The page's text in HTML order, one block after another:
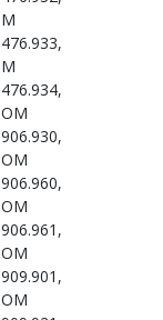
M
476.933,
M
476.934,
OM
906.930,
OM
906.960,
OM
906.961,
OM
909.901,
OM